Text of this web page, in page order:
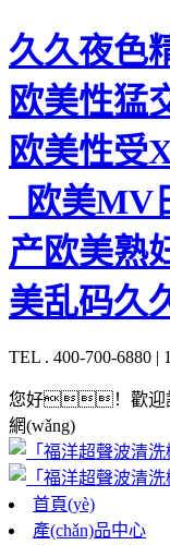
久久夜色
欧美性猛
欧美性受
_欧美
产欧美熟
美乱码久
TEL . 400-700-6880 |
您好！歡迎訪
網(wǎng)
首頁(yè)
產(chǎn)品中心